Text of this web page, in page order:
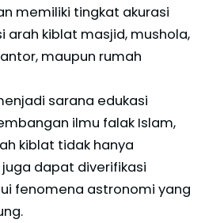
memiliki tingkat akurasi
arah kiblat masjid, mushola,
maupun rumah
sarana edukasi
ilmu falak Islam,
kiblat tidak hanya
dapat diverifikasi
fenomena astronomi yang